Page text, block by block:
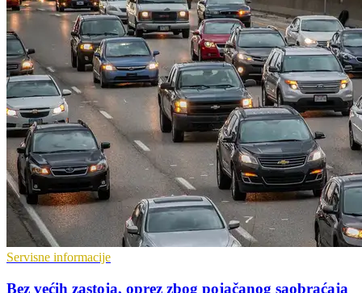
Servisne informacije
Bez većih zastoja, oprez zbog pojačanog saobraćaja